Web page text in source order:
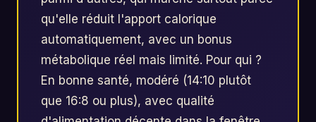
qu'elle réduit l'apport calorique
automatiquement, avec un bonus
métabolique réel mais limité. Pour qui ?
En bonne santé, modéré (14:10 plutôt
que 16:8 ou plus), avec qualité